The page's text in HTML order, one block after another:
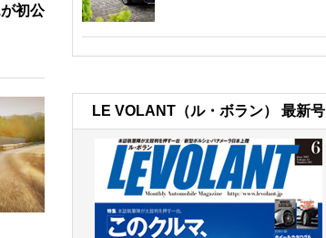
初公
LE VOLANT（ル・ボラン） 最新号